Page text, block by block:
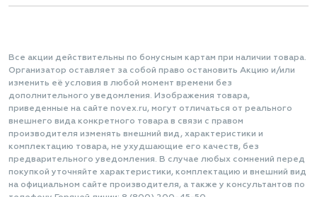
Все акции действительны по бонусным картам при наличии товара.
Организатор оставляет за собой право остановить Акцию и/или
изменить её условия в любой момент времени без
дополнительного уведомления. Изображения товара,
приведенные на сайте novex.ru, могут отличаться от реального
внешнего вида конкретного товара в связи с правом
производителя изменять внешний вид, характеристики и
комплектацию товара, не ухудшающие его качеств, без
предварительного уведомления. В случае любых сомнений перед
покупкой уточняйте характеристики, комплектацию и внешний вид
на официальном сайте производителя, а также у консультантов по